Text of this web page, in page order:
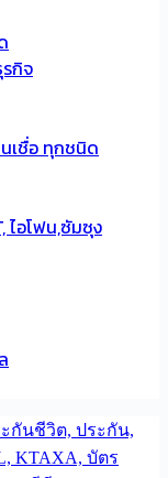
กิจ
เชื่อ ทุกชนิด
ไอโฟน,ซัมซุง